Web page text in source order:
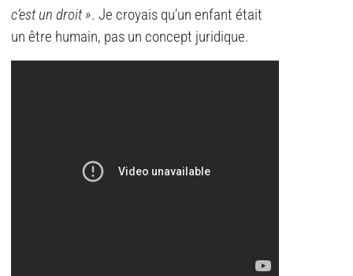
c’est un droit ». Je croyais qu’un enfant était
un être humain, pas un concept juridique.